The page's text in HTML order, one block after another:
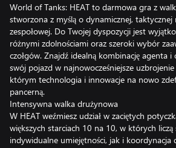
World of Tanks: HEAT to darmowa gra z
stworzona z myślą o dynamicznej, taktycznej
zespołowej. Do Twojej dyspozycji jest
różnymi zdolnościami oraz szeroki wybór
czołgów. Znajdź idealną kombinację agenta i
swój pojazd w najnowocześniejsze
którym technologia i innowacje na nowo
pancerną.
Intensywna walka drużynowa
W HEAT weźmiesz udział w zaciętych
większych starciach 10 na 10, w których liczą
indywidualne umiejętności, jak i koordynacja